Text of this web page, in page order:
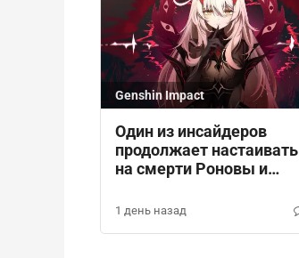
Genshin Impact
Один из инсайдеров
продолжает настаивать
на смерти Роновы и
Impact
1 день назад